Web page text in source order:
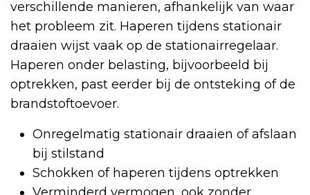
verschillende manieren, afhankelijk van waar
het probleem zit. Haperen tijdens stationair
draaien wijst vaak op de stationairregelaar.
Haperen onder belasting, bijvoorbeeld bij
optrekken, past eerder bij de ontsteking of de
brandstoftoevoer.
Onregelmatig stationair draaien of afslaan
bij stilstand
Schokken of haperen tijdens optrekken